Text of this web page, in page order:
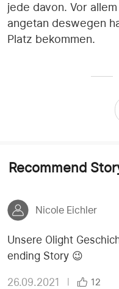
jede davon. Vor
angetan deswegen
Platz bekommen.
Recommend
Nicole Eichler
Unsere Olight
ending Story 😉
26.09.2021 | 12